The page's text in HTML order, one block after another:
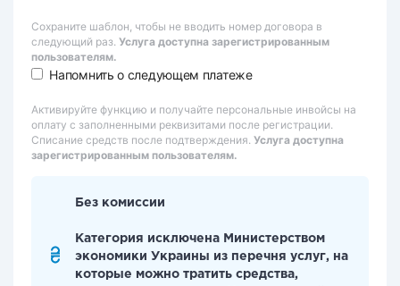
Сохраните шаблон, чтобы не вводить номер договора в
следующий раз. Услуга доступна зарегистрированным
пользователям.
Напомнить о следующем платеже
Активируйте функцию и получайте персональные инвойсы на
оплату с заполненными реквизитами после регистрации.
Списание средств после подтверждения. Услуга доступна
зарегистрированным пользователям.
Без комиссии
Категория исключена Министерством
экономики Украины из перечня услуг, на
которые можно тратить средства,